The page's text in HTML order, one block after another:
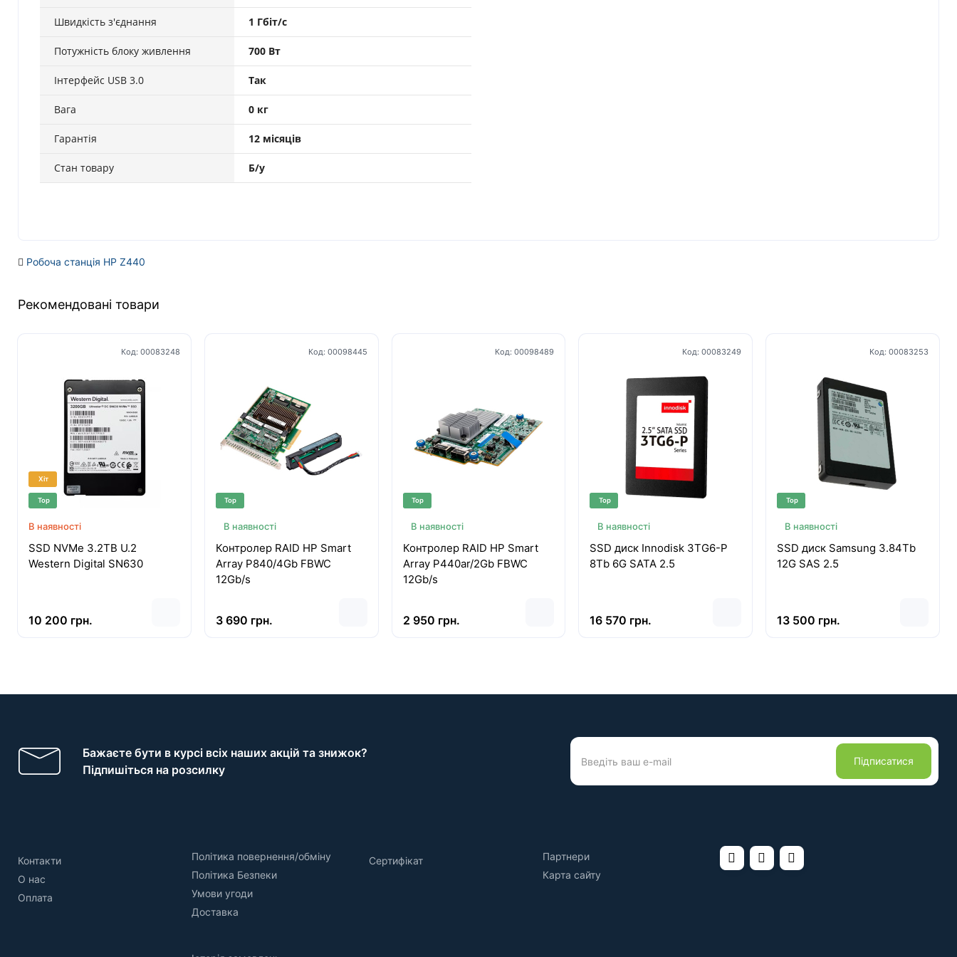
Швидкість з'єднання 1 Гбіт/с
Потужність блоку живлення 700 Вт
Інтерфейс USB 3.0 Так
Вага 0 кг
Гарантія 12 місяців
Стан товару Б/у
Робоча станція HP Z440
Рекомендовані товари
Код: 00083248
Хіт
Top
В наявності
SSD NVMe 3.2TB U.2
Western Digital SN630
10 200 грн.
Код: 00098445
Top
В наявності
Контролер RAID HP Smart
Array P840/4Gb FBWC
12Gb/s
3 690 грн.
Код:00098489
Top
В наявності
Контролер RAID HP Smart
Array P440ar/2Gb FBWC
12Gb/s
2 950 грн.
Код:00083249
Top
В наявності
SSD диск Innodisk 3TG6-P
8Tb 6G SATA 2.5
16 570 грн.
Код: 00083253
Top
В наявності
SSD диск Samsung 3.84Tb
12G SAS 2.5
13 500 грн.
Бажаєте бути в курсі всіх наших акцій та знижок?
Підпишіться на розсилку
Підписатися
Контакти
О нас
Оплата
Політика повернення/обміну
Політика Безпеки
Умови угоди
Доставка
Сертифікат
Партнери
Карта сайту